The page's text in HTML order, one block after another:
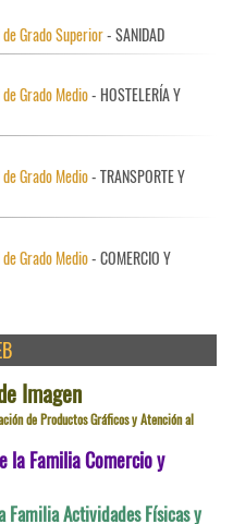
Grado Superior- SANIDAD
Grado Medio- HOSTELERÍA Y
Grado Medio- TRANSPORTE Y
Grado Medio- COMERCIO Y
Imagen
de Productos Gráficos y Atención al
la Familia Comercio y
Familia Actividades Físicas y